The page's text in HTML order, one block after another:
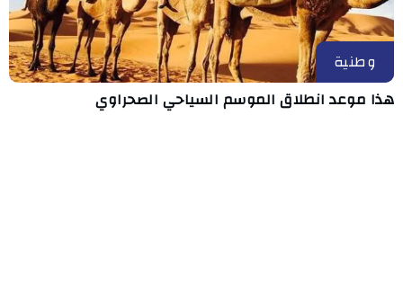
وطنية
هذا موعد انطلاق الموسم السياحي الصحراوي